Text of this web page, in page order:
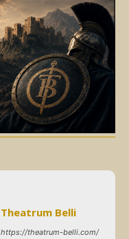
Theatrum Belli
https://theatrum-belli.com/